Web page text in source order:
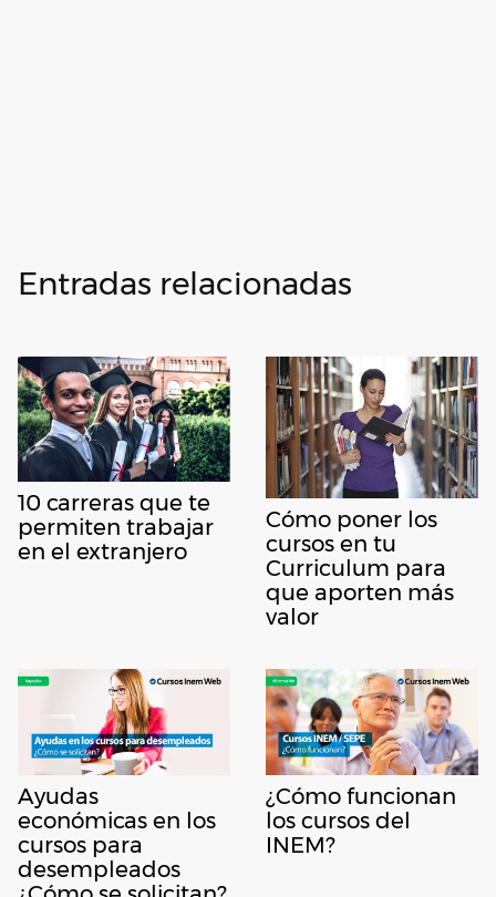
Entradas relacionadas
10 carreras que te
permiten trabajar
en el extranjero
Cómo poner los
cursos en tu
Curriculum para
que aporten más
valor
Ayudas
económicas en los
cursos para
desempleados
¿Cómo funcionan
los cursos del
INEM?